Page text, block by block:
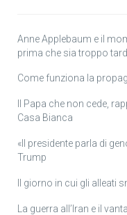
Anne Applebaum e il
prima che sia troppo
Come funziona la
Il Papa che non cede,
Casa Bianca
«Il presidente parla di
Trump
Il giorno in cui gli alleati
La guerra all’Iran e il